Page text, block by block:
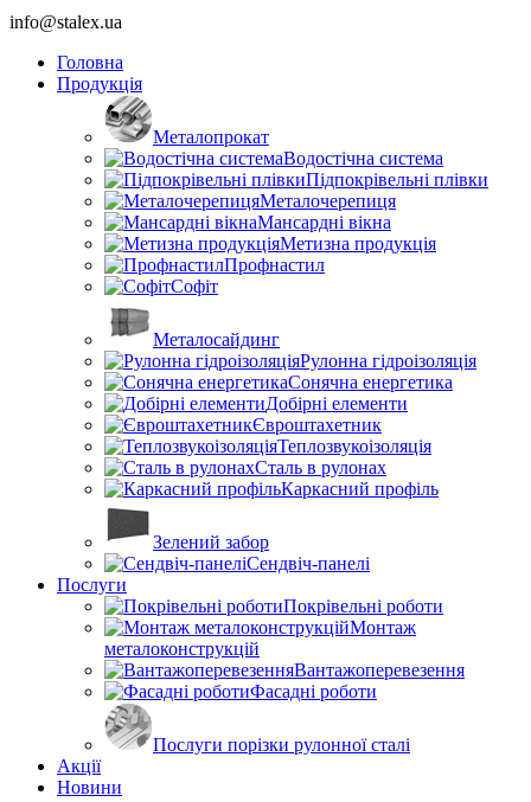
info@stalex.ua
Головна
Продукція
Металопрокат
Водостічна система
Підпокрівельні плівки
Металочерепиця
Мансардні вікна
Метизна продукція
Профнастил
Софіт
Металосайдинг
Рулонна гідроізоляція
Сонячна енергетика
Добірні елементи
Євроштахетник
Теплозвукоізоляція
Сталь в рулонах
Каркасний профіль
Зелений забор
Сендвіч-панелі
Послуги
Покрівельні роботи
Монтаж
металоконструкцій
Вантажоперевезення
Фасадні роботи
Послуги порізки рулонної сталі
Акції
Новини